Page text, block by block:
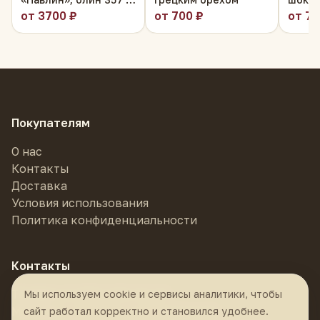
Один кусочек — и понятно, почему пахлава из
Газиантепа считается эталоном.
— Юньнань
от 3700 ₽ от 700 ₽
с
от
Покупателям
О нас
Контакты
Доставка
Условия использования
Политика конфиденциальности
Контакты
Телефон:8 (985) 878-55-55
Магазин: г. Москва, м. Фрунзенская,
Мы используем cookie и сервисы аналитики, чтобы
сайт работал корректно и становился удобнее.